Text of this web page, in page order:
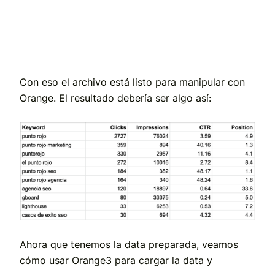
Con eso el archivo está listo para manipular con
Orange. El resultado debería ser algo así:
Ahora que tenemos la data preparada, veamos
cómo usar Orange3 para cargar la data y